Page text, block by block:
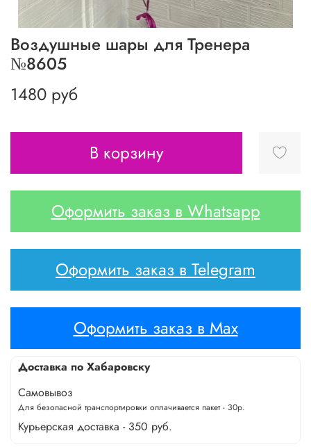
Воздушные шары для Тренера
№8605
1480 руб
В корзину
Оформить заказ в Whatsapp
Оформить заказ в Telegram
Оформить заказ в Max
Доставка по Хабаровску
Самовывоз
Для безопасной транспортировки оплачивается пакет - 30р.
Курьерская доставка - 350 руб.